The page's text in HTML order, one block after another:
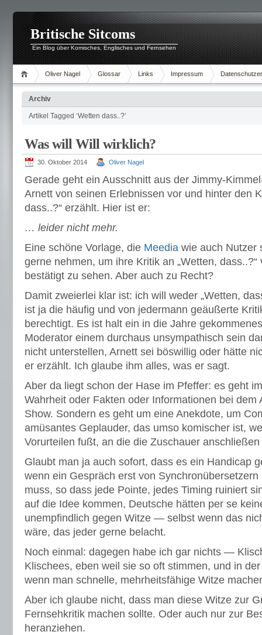
Britische Sitcoms
Ein Blog über Komisches, Englisches und Fernsehen
Oliver Nagel Glossar Links Impressum
Archiv
Artikel Tagged ‘Wetten dass..?’
Was will Will wirklich?
30. Oktober 2014 Oliver Nagel
Gerade geht ein Ausschnitt aus der Jimmy-
Arnett von seinen Erlebnissen vor und hinter den
dass..?“ erzählt. Hier ist er:
… leider nicht mehr.
Eine schöne Vorlage, die Meedia wie auch Nutzer
gerne nehmen, um ihre Kritik an „Wetten,
bestätigt zu sehen. Aber auch zu Recht?
Damit zweierlei klar ist: ich will weder „Wetten,
ist ja die häufig und von jedermann geäußerte
berechtigt. Es ist halt ein in die Jahre
Moderator einem durchaus unsympathisch sein
nicht unterstellen, Arnett sei böswillig oder hätte
er erzählt. Ich glaube ihm alles, was er sagt.
Aber da liegt schon der Hase im Pfeffer: es geht
Wahrheit oder Fakten oder Informationen bei dem
Show. Sondern es geht um eine Anekdote, um
amüsantes Geplauder, das umso komischer ist,
Vorurteilen fußt, an die die Zuschauer
Glaubt man ja auch sofort, dass es ein Handicap
wenn ein Gespräch erst von
muss, so dass jede Pointe, jedes Timing ruiniert
auf die Idee kommen, Deutsche hätten per se
unempfindlich gegen Witze — selbst wenn das
wäre, das jeder gerne belacht.
Noch einmal: dagegen habe ich gar nichts —
Klischees, eben weil sie so oft stimmen, und in
wenn man schnelle, mehrheitsfähige Witze
Aber ich glaube nicht, dass man diese Witze zur
Fernsehkritik machen sollte. Oder auch nur zur
heranziehen.